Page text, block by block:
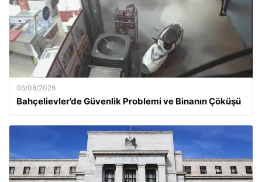
06/08/2026
Bahçelievler’de Güvenlik Problemi ve Binanın Çöküşü